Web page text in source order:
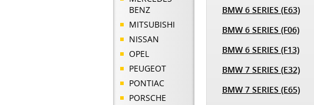
BENZ
MITSUBISHI
NISSAN
OPEL
PEUGEOT
PONTIAC
PORSCHE
BMW 6 SERIES (E63)
BMW 6 SERIES (F06)
BMW 6 SERIES (F13)
BMW 7 SERIES (E32)
BMW 7 SERIES (E65)